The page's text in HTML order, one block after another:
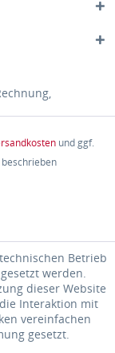
und ggf.
Betrieb
werden.
dieser Website
Interaktion mit
vereinfachen
gesetzt.